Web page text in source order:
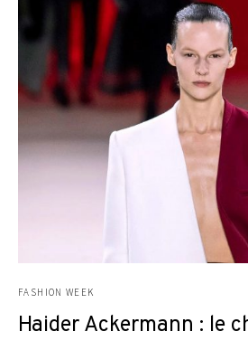
FASHION WEEK
Haider Ackermann : le